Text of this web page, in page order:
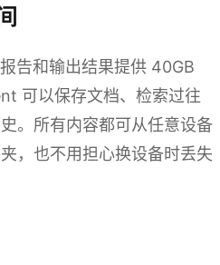
告和输出结果提供 40GB
可以保存文档、检索过往
。所有内容都可从任意设备
，也不用担心换设备时丢失